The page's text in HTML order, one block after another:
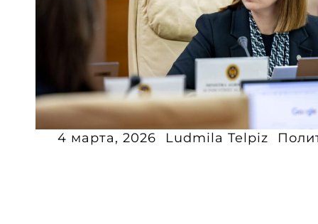
4 марта, 2026 Ludmila Telpiz